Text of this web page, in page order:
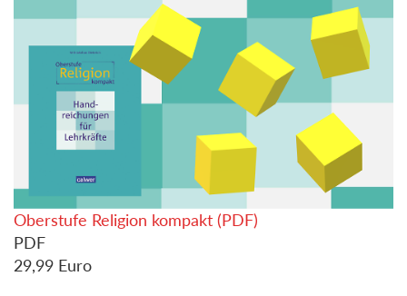
Oberstufe Religion kompakt (PDF)
PDF
29,99 Euro